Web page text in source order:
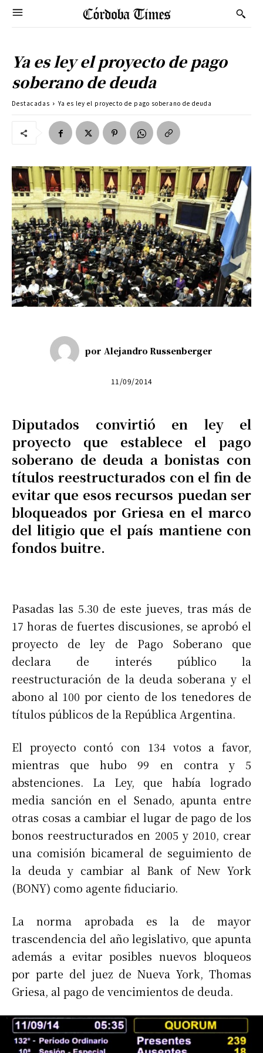
Ya es ley el proyecto de pago
soberano de deuda
Destacadas Ya es ley el proyecto de pago soberano de deuda
por Alejandro Russenberger
11/09/2014
Diputados convirtió en ley el
proyecto que establece el pago
soberano de deuda a bonistas con
títulos reestructurados con el fin de
evitar que esos recursos puedan ser
bloqueados por Griesa en el marco
del litigio que el país mantiene con
fondos buitre.
Pasadas las 5.30 de este jueves, tras más de
17 horas de fuertes discusiones, se aprobó el
proyecto de ley de Pago Soberano que
declara de interés público la
reestructuración de la deuda soberana y el
abono al 100 por ciento de los tenedores de
títulos públicos de la República Argentina.
El proyecto contó con 134 votos a favor,
mientras que hubo 99 en contra y 5
abstenciones. La Ley, que había logrado
media sanción en el Senado, apunta entre
otras cosas a cambiar el lugar de pago de los
bonos reestructurados en 2005 y 2010, crear
una comisión bicameral de seguimiento de
la deuda y cambiar al Bank of New York
(BONY) como agente fiduciario.
La norma aprobada es la de mayor
trascendencia del año legislativo, que apunta
además a evitar posibles nuevos bloqueos
por parte del juez de Nueva York, Thomas
Griesa, al pago de vencimientos de deuda.